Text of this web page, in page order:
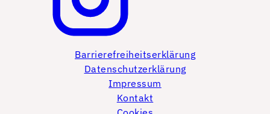
Barrierefreiheitserklärung
Datenschutzerklärung
Impressum
Kontakt